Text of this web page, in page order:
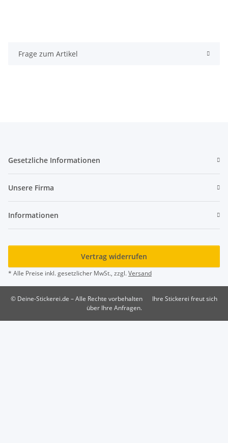
Frage zum Artikel
Gesetzliche Informationen
Unsere Firma
Informationen
Vertrag widerrufen
* Alle Preise inkl. gesetzlicher MwSt., zzgl.Versand
© Deine-Stickerei.de – Alle Rechte vorbehalten
Ihre Stickerei freut sich
über Ihre Anfragen.